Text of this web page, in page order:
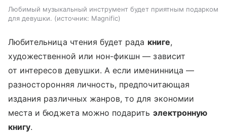
Любимый музыкальный инструмент будет приятным подарком
для девушки.
источник: Magnific
Любительница чтения будет рада книге,
художественной или нон-фикшн — зависит
от интересов девушки. А если именинница —
разносторонняя личность, предпочитающая
издания различных жанров, то для экономии
места и бюджета можно подарить электронную
книгу.